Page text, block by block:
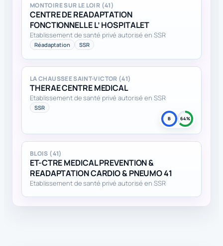
MONTOIRE SUR LE LOIR (41)
CENTRE DE READAPTATION
FONCTIONNELLE L’ HOSPITALET
Etablissement de santé privé autorisé en SSR
Réadaptation SSR
LA CHAUSSEE SAINT-VICTOR (41)
THERAE CENTRE MEDICAL
Etablissement de santé privé autorisé en SSR
SSR
B 64%
BLOIS (41)
ET-CTRE MEDICAL PREVENTION &
READAPTATION CARDIO & PNEUMO 41
Etablissement de santé privé autorisé en SSR